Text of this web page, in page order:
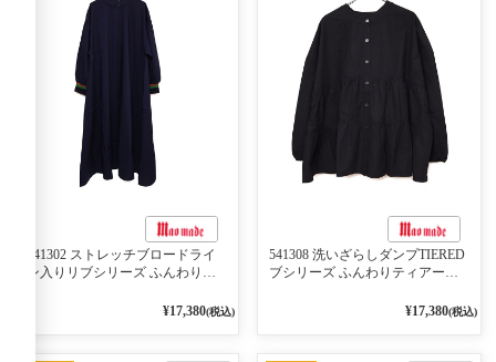
541302 ストレッチブロードライ
ン入りリブシリーズ ふんわりス
¥17,380(税込)
541308 洗いざらしダンプTIERED
ブシリーズ ふんわりティアード
¥17,380(税込)